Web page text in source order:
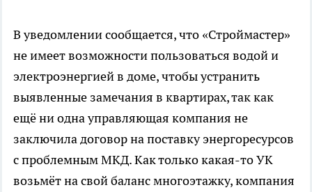
В уведомлении сообщается, что «Строймастер»
не имеет возможности пользоваться водой и
электроэнергией в доме, чтобы устранить
выявленные замечания в квартирах, так как
ещё ни одна управляющая компания не
заключила договор на поставку энергоресурсов
с проблемным МКД. Как только какая-то УК
возьмёт на свой баланс многоэтажку, компания